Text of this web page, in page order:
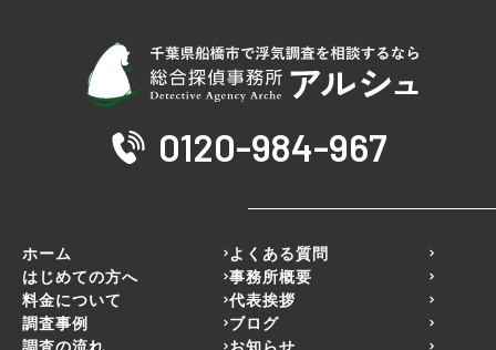
0120-984-967
ホーム
はじめての方へ
料金について
調査事例
よくある質問
事務所概要
代表挨拶
ブログ